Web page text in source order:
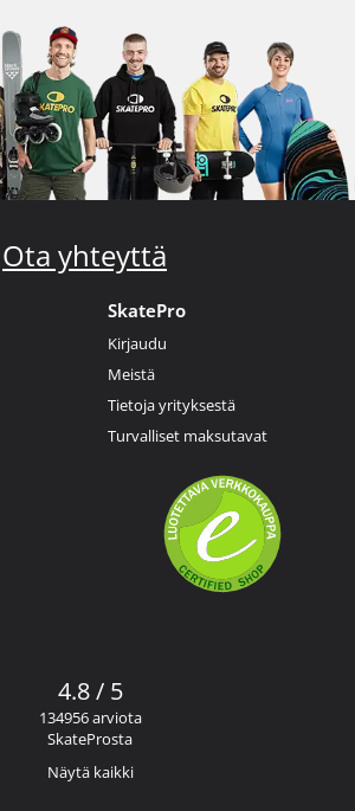
Ota yhteyttä
SkatePro
Kirjaudu
Meistä
Tietoja yrityksestä
Turvalliset maksutavat
4.8 / 5
134956 arviota
SkateProsta
Näytä kaikki